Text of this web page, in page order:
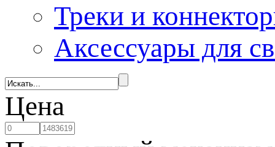
Треки и
Аксессуары для
Цена